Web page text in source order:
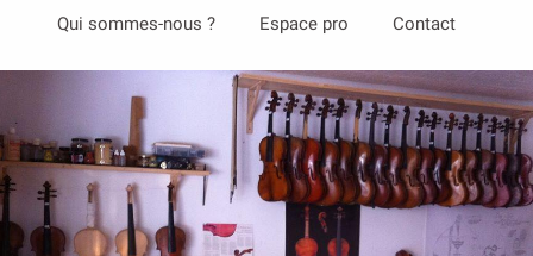
Qui sommes-nous ? Espace pro Contact